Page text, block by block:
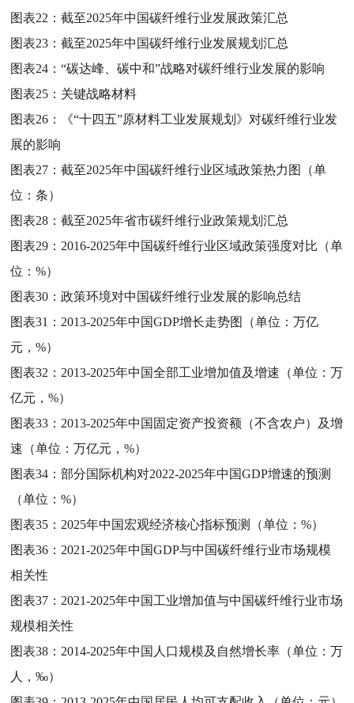
图表22：截至2025年中国碳纤维行业发展政策汇总
图表23：截至2025年中国碳纤维行业发展规划汇总
图表24：“碳达峰、碳中和”战略对碳纤维行业发展的影响
图表25： 关键战略材料
图表26：
《“十四五”原材料工业发展规划》对碳纤维行业发
展的影响
图表27：截至2025年中国碳纤维行业区域政策热力图（单
位：条）
图表28：截至2025年省市碳纤维行业政策规划汇总
图表29： 2016-2025年中国碳纤维行业区域政策强度对比（单
位：%）
图表30：政策环境对中国碳纤维行业发展的影响总结
图表31： 2013-2025年中国GDP增长走势图（单位：万亿
元，%）
图表32： 2013-2025年中国全部工业增加值及增速（单位：万
亿元，%）
图表33： 2013-2025年中国固定资产投资额（不含农户）及增
速（单位：万亿元，%）
图表34：部分国际机构对2022-2025年中国GDP增速的预测
（单位：%）
图表35： 2025年中国宏观经济核心指标预测（单位：%）
图表36： 2021-2025年中国GDP与中国碳纤维行业市场规模
相关性
图表37： 2021-2025年中国工业增加值与中国碳纤维行业市场
规模相关性
图表38： 2014-2025年中国人口规模及自然增长率（单位：万
人，‰）